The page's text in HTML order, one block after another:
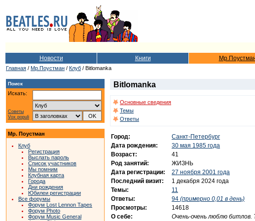
Новости Книги
Главная / Мр.Поустман / Клуб / Bitlomanka
Поиск
Искать:
Советы
Vox populi
Мр. Поустман
Клуб
Регистрация
Выслать пароль
Список участников
Мы помним
Клубная карта
Города
Дни рождения
Юбилеи регистрации
Все форумы
Форум Lost Lennon Tapes
Форум Photo
Форум Music General
Bitlomanka
Основные сведения
Темы
Ответы
Город:
Санкт-Петербург
Дата рождения:
30 мая 1985 года
Возраст:
41
Род занятий:
ЖИЗНЬ
Дата регистрации:
27 ноября 2001 года
Последний визит:
1 декабря 2024 года
Темы:
11
Ответы:
94 (примерно 0,01 в день)
Просмотры:
14618
О себе:
Очень-очень люблю битлов.